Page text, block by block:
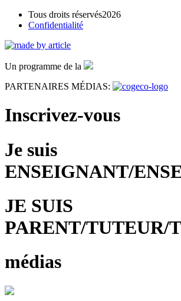
Tous droits réservés2026
Confidentialité
Un programme de la
PARTENAIRES MÉDIAS:
Inscrivez-vous
Je suis
ENSEIGNANT/
JE SUIS
PARENT/TUTEUR/
médias